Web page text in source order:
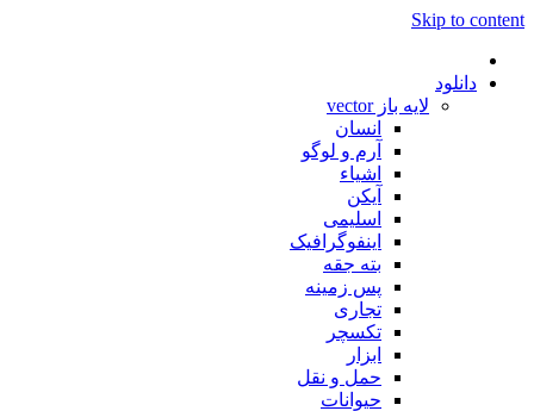
Skip to content
دانلود
لایه باز vector
انسان
آرم و لوگو
اشیاء
آیکن
اسلیمی
اینفوگرافیک
بته جقه
پس زمینه
تجاری
تکسچر
ابزار
حمل و نقل
حیوانات